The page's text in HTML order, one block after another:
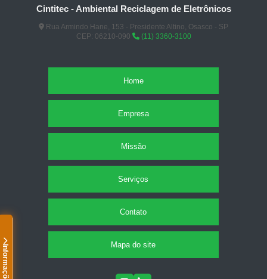
Informações
Cintitec - Ambiental Reciclagem de Eletrônicos
Rua Armindo Hane, 153 - Presidente Altino, Osasco - SP
CEP: 06210-090
(11) 3360-3100
Home
Empresa
Missão
Serviços
Contato
Mapa do site